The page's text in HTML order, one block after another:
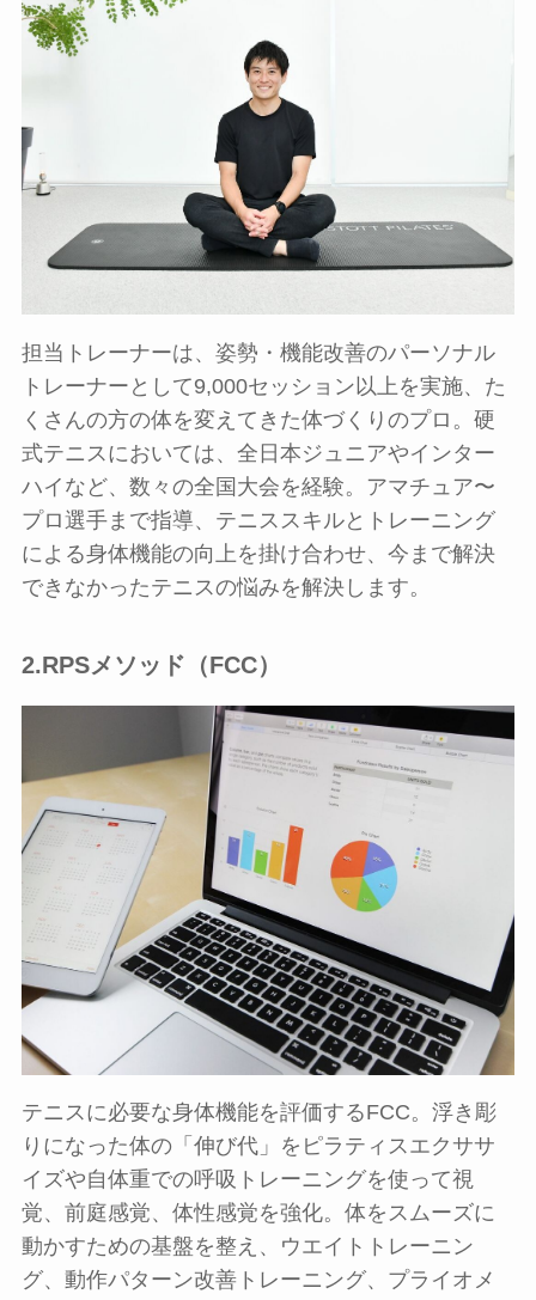
担当トレーナーは、姿勢・機能改善のパーソナル
トレーナーとして9,000セッション以上を実施、た
くさんの方の体を変えてきた体づくりのプロ。硬
式テニスにおいては、全日本ジュニアやインター
ハイなど、数々の全国大会を経験。アマチュア〜
プロ選手まで指導、テニススキルとトレーニング
による身体機能の向上を掛け合わせ、今まで解決
できなかったテニスの悩みを解決します。
2.RPSメソッド（FCC）
テニスに必要な身体機能を評価するFCC。浮き彫
りになった体の「伸び代」をピラティスエクササ
イズや自体重での呼吸トレーニングを使って視
覚、前庭感覚、体性感覚を強化。体をスムーズに
動かすための基盤を整え、ウエイトトレーニン
グ、動作パターン改善トレーニング、プライオメ